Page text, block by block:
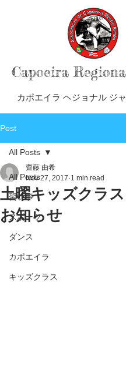
Capoeira
カポエイラ ヘジョナル ジ
Post
All Posts
習い事
スポーツ
ダンス
カポエイラ
キッズクラス
All Posts
土曜キッズクラ
お知らせ
齋藤 由希
Nov 27, 2017 1 min read